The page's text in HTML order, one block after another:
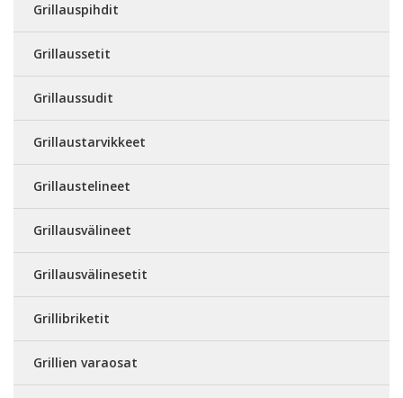
Grillauspihdit
Grillaussetit
Grillaussudit
Grillaustarvikkeet
Grillaustelineet
Grillausvälineet
Grillausvälinesetit
Grillibriketit
Grillien varaosat